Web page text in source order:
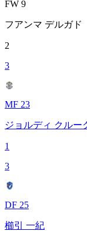
FW 9
フアンマ デルガド
2
3
MF 23
ジョルディ クルー
1
3
DF 25
櫛引 一紀